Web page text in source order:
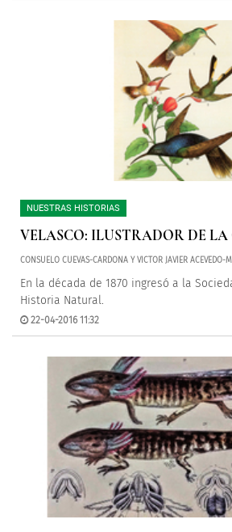
NUESTRAS HISTORIAS
VELASCO: ILUSTRADOR DE
CONSUELO CUEVAS-CARDONA Y VICTOR JAVIER ACEVEDO-
En la década de 1870 ingresó a la
Historia Natural.
22-04-2016 11:32